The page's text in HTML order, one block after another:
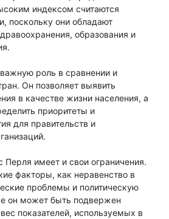
индексом считаются
поскольку они обладают
образования и
важную роль в сравнении и
Он позволяет выявить
в качестве жизни населения, а
приоритеты и
для правительств и
Перля имеет и свои ограничения.
факторы, как неравенство в
проблемы и политическую
он может быть подвержен
показателей, используемых в